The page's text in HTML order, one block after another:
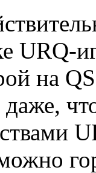
URQ-
на
даже,